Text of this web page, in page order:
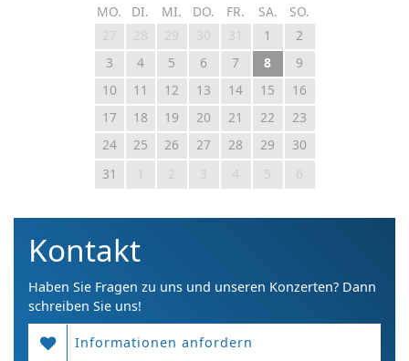
MO.
DI. MI. DO. FR. SA.
SO.
27
28 29 30 31 1
2
3
4 5 6 7 8
9
10
11 12 13 14 15
16
17
18 19 20 21 22
23
24
25 26 27 28 29
30
31
2 3 4 5 6
Kontakt
Haben Sie Fragen zu uns und unseren Konzerten? Dann
schreiben Sie uns!
Informationen anfordern